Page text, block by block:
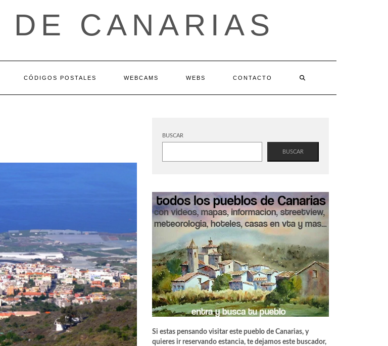
DE CANARIAS
CÓDIGOS POSTALES WEBCAMS WEBS CONTACTO
BUSCAR
BUSCAR
Si estas pensando visitar este pueblo de Canarias, y
quieres ir reservando estancia, te dejamos este buscador,